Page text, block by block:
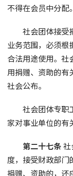
不得在会员中分配。
社会团体接受
业务范围，必须
合法用途使用。社
用捐赠、资助的有
社会公布。
社会团体专职
家对事业单位的有
第二十七条
度，接受财政部门
捐赠、资助的，还